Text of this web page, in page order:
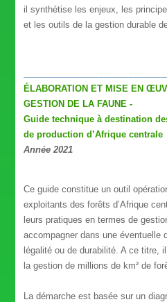
il synthétise les enjeux, les
et les outils de la gestion durable
ÉLABORATION ET MISE EN
GESTION DE LA FAUNE -
Guide technique à destination
de production d’Afrique centrale
Année 2021
Ce guide constitue un outil
exploitants des forêts d’Afrique
leurs pratiques en termes de
accompagner dans une éventuelle
légalité ou de durabilité. A ce titre,
la gestion de millions de km² de
La démarche est basée sur un